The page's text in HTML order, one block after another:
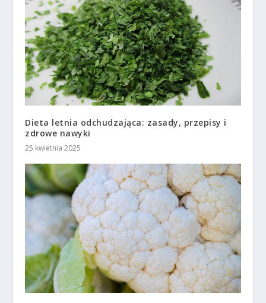
Dieta letnia odchudzająca: zasady, przepisy i
zdrowe nawyki
25 kwietnia 2025